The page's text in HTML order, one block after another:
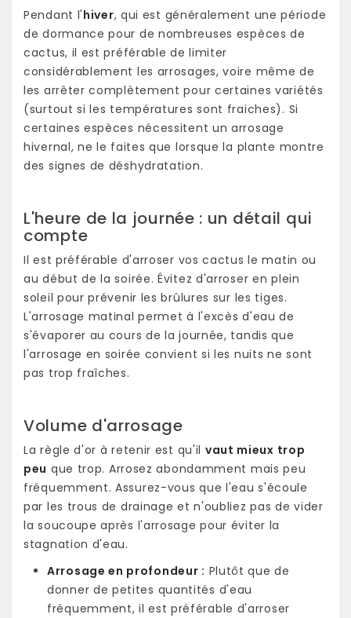
Pendant l'hiver, qui est généralement une période
de dormance pour de nombreuses espèces de
cactus, il est préférable de limiter
considérablement les arrosages, voire même de
les arrêter complètement pour certaines variétés
(surtout si les températures sont fraiches). Si
certaines espèces nécessitent un arrosage
hivernal, ne le faites que lorsque la plante montre
des signes de déshydratation.
L'heure de la journée : un détail qui
compte
Il est préférable d'arroser vos cactus le matin ou
au début de la soirée. Évitez d'arroser en plein
soleil pour prévenir les brûlures sur les tiges.
L'arrosage matinal permet à l'excès d'eau de
s'évaporer au cours de la journée, tandis que
l'arrosage en soirée convient si les nuits ne sont
pas trop fraîches.
Volume d'arrosage
La règle d'or à retenir est qu'il vaut mieux trop
peu que trop. Arrosez abondamment mais peu
fréquemment. Assurez-vous que l'eau s'écoule
par les trous de drainage et n'oubliez pas de vider
la soucoupe après l'arrosage pour éviter la
stagnation d'eau.
Arrosage en profondeur : Plutôt que de
donner de petites quantités d'eau
fréquemment, il est préférable d'arroser